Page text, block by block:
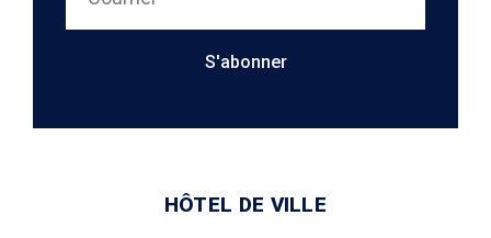
S'abonner
HÔTEL DE VILLE